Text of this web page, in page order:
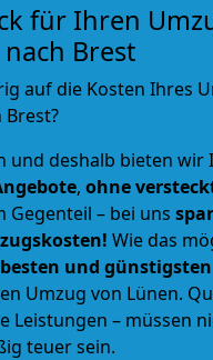
für Ihren
Brest
auf die Kosten Ihres
Brest?
und deshalb bieten wir
, ohne
Gegenteil – bei uns
Wie das
besten und günstigsten
Umzug von Lünen.
Leistungen – müssen
teuer sein.